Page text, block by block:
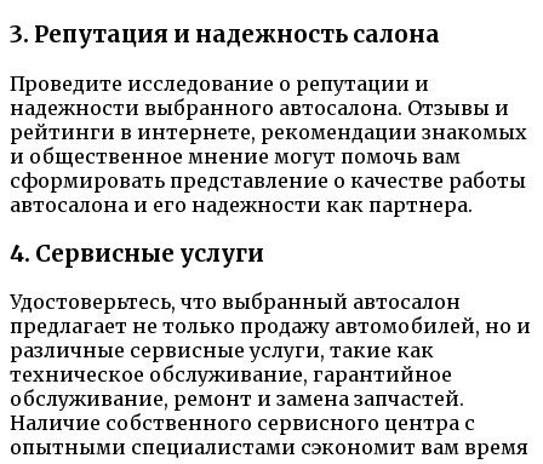
3. Репутация и надежность салона
Проведите исследование о репутации и
надежности выбранного автосалона. Отзывы и
рейтинги в интернете, рекомендации знакомых
и общественное мнение могут помочь вам
сформировать представление о качестве работы
автосалона и его надежности как партнера.
4. Сервисные услуги
Удостоверьтесь, что выбранный автосалон
предлагает не только продажу автомобилей, но и
различные сервисные услуги, такие как
техническое обслуживание, гарантийное
обслуживание, ремонт и замена запчастей.
Наличие собственного сервисного центра с
опытными специалистами сэкономит вам время